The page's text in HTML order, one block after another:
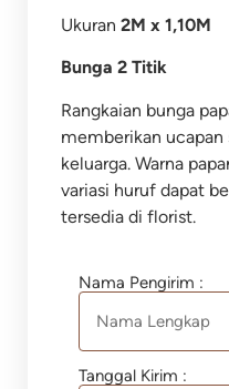
Ukuran 2M x 1,10M
Bunga 2 Titik
Rangkaian bunga
memberikan ucapan
keluarga. Warna
variasi huruf dapat
tersedia di florist.
Nama Pengirim :
Tanggal Kirim :